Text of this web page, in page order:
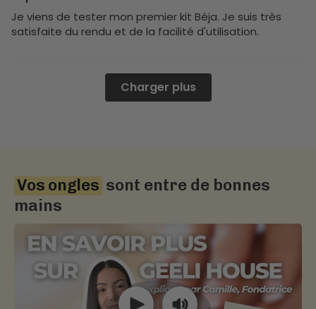
Je viens de tester mon premier kit Béja. Je suis très
satisfaite du rendu et de la facilité d'utilisation.
Charger plus
Vos ongles sont entre de bonnes
mains